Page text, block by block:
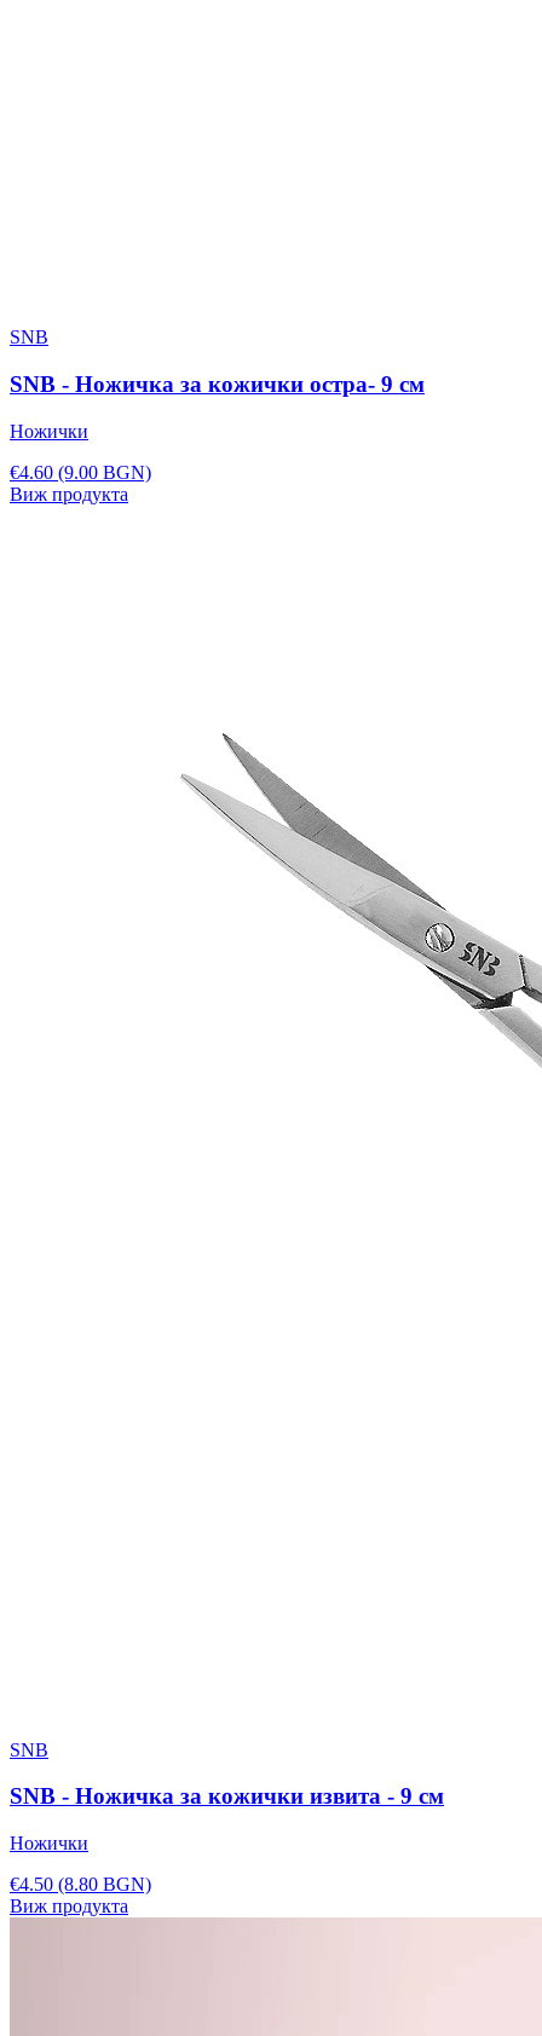
SNB
SNB - Ножичка за кожички остра- 9 см
Ножички
€4.60 (9.00 BGN)
Виж продукта
SNB
SNB - Ножичка за кожички извита - 9 см
Ножички
€4.50 (8.80 BGN)
Виж продукта